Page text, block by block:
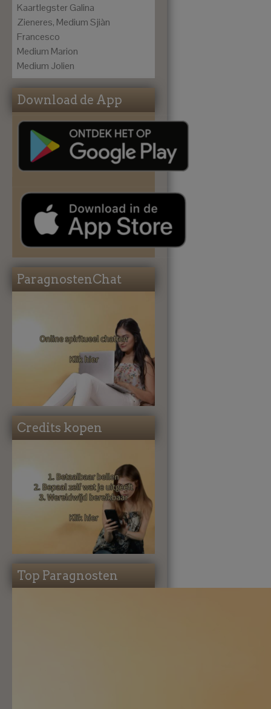
Kaartlegster Galina
Zieneres, Medium Sjiàn
Francesco
Medium Marion
Medium Jolien
Download de App
ParagnostenChat
Credits kopen
Top Paragnosten